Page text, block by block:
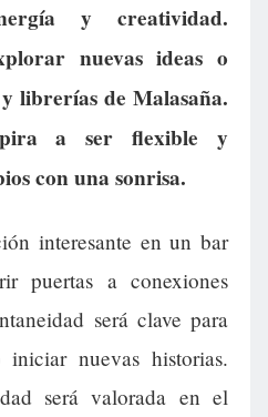
y creatividad.
nuevas ideas o
librerías de Malasaña.
a ser flexible y
con una sonrisa.
interesante en un bar
puertas a conexiones
será clave para
nuevas historias.
será valorada en el